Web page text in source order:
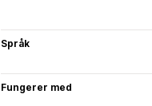
Språk
Fungerer med